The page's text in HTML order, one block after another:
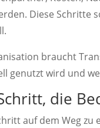
Diese Schritte
braucht
genutzt wird und
die
auf dem Weg